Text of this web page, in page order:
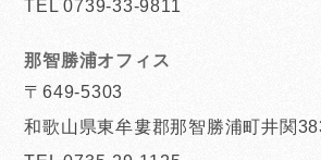
TEL 0739-33-9811
那智勝浦オフィス
〒649-5303
和歌山県東牟婁郡那智勝浦町井関